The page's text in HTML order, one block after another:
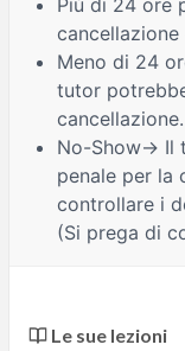
Meno di 24
tutor
cancellazione.
No-Show→ Il
penale per la
controllare i
(Si prega di
Le sue lezioni